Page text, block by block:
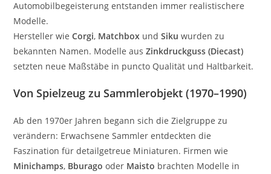
Automobilbegeisterung entstanden immer realistischere
Modelle.
Hersteller wieCorgi, Matchbox undSiku wurden zu
bekannten Namen. Modelle ausZinkdruckguss (Diecast)
setzten neue Maßstäbe in puncto Qualität und Haltbarkeit.
Von Spielzeug zu Sammlerobjekt (1970–1990)
Ab den 1970er Jahren begann sich die Zielgruppe zu
verändern: Erwachsene Sammler entdeckten die
Faszination für detailgetreue Miniaturen. Firmen wie
Minichamps, Bburago oder Maisto brachten Modelle in